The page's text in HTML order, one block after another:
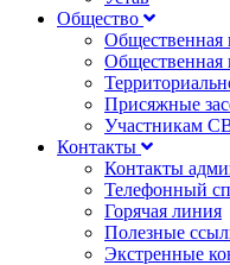
Общество
Общественная
Общественная
Присяжные
Участникам
Контакты
Контакты
Телефонный
Горячая линия
Полезные
Экстренные